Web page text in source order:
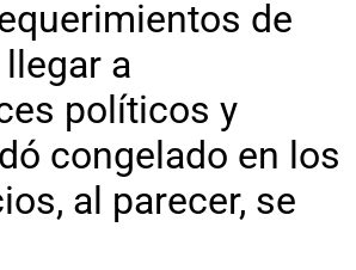
de
a
políticos y
congelado en los
al parecer, se